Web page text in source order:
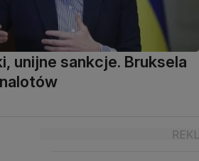
unijne sankcje. Bruksela